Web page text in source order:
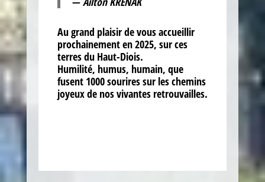
Au grand plaisir de vous accueillir
prochainement en 2025, sur ces
terres du Haut-Diois.
Humilité, humus, humain, que
fusent 1000 sourires sur les chemins
joyeux de nos vivantes retrouvailles.